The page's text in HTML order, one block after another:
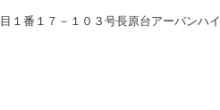
１番１７－１０３号長原台アーバンハイ